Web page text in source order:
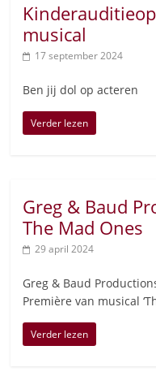
musical
17 september 2024
Ben jij dol op acteren
Verder lezen
Greg & Baud
The Mad Ones
29 april 2024
Greg & Baud
Première van musical
Verder lezen